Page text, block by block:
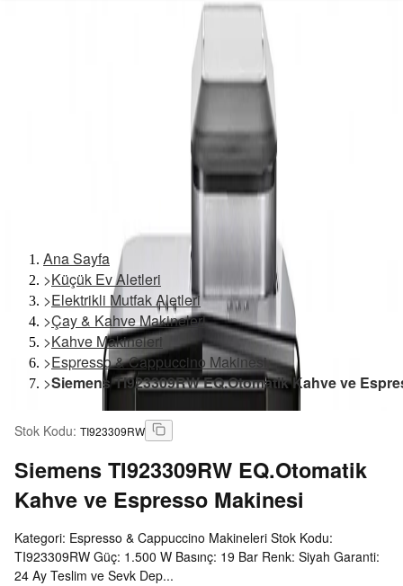
Ana Sayfa
>Küçük Ev Aletleri
>Elektrikli Mutfak Aletleri
>Çay & Kahve Makineleri
>Kahve Makineleri
>Espresso & Cappuccino Makinesi
>Siemens TI923309RW EQ.Otomatik Kahve ve
Stok Kodu: TI923309RW
Siemens TI923309RW EQ.Otomatik
Kahve ve Espresso Makinesi
Kategori: Espresso & Cappuccino Makineleri Stok Kodu:
TI923309RW Güç: 1.500 W Basınç: 19 Bar Renk: Siyah Garanti:
24 Ay Teslim ve Sevk Dep...